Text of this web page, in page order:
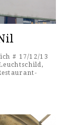
# 17/12/13
,